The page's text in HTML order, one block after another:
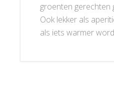
groenten gerechten
Ook lekker als
als iets warmer